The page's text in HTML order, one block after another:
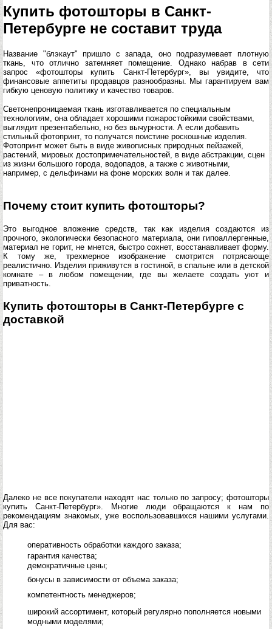
Купить фотошторы в Санкт-
Петербурге не составит труда
Название "блэкаут" пришло с запада, оно подразумевает плотную
ткань, что отлично затемняет помещение. Однако набрав в сети
запрос «фотошторы купить Санкт-Петербург», вы увидите, что
финансовые аппетиты продавцов разнообразны. Мы гарантируем вам
гибкую ценовую политику и качество товаров.
Светонепроницаемая ткань изготавливается по специальным
технологиям, она обладает хорошими пожаростойкими свойствами,
выглядит презентабельно, но без вычурности. А если добавить
стильный фотопринт, то получатся поистине роскошные изделия.
Фотопринт может быть в виде живописных природных пейзажей,
растений, мировых достопримечательностей, в виде абстракции, сцен
из жизни большого города, водопадов, а также с животными,
например, с дельфинами на фоне морских волн и так далее.
Почему стоит купить фотошторы?
Это выгодное вложение средств, так как изделия создаются из
прочного, экологически безопасного материала, они гипоаллергенные,
материал не горит, не мнется, быстро сохнет, восстанавливает форму.
К тому же, трехмерное изображение смотрится потрясающе
реалистично. Изделия приживутся в гостиной, в спальне или в детской
комнате – в любом помещении, где вы желаете создать уют и
приватность.
Купить фотошторы в Санкт-Петербурге с
доставкой
Далеко не все покупатели находят нас только по запросу; фотошторы
купить Санкт-Петербург». Многие люди обращаются к нам по
рекомендациям знакомых, уже воспользовавшихся нашими услугами.
Для вас:
оперативность обработки каждого заказа;
гарантия качества;
демократичные цены;
бонусы в зависимости от объема заказа;
компетентность менеджеров;
широкий ассортимент, который регулярно пополняется новыми
модными моделями;